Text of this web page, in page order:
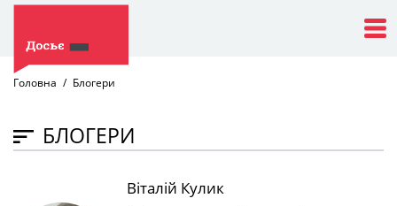
Головна Блогери
БЛОГЕРИ
Віталій Кулик